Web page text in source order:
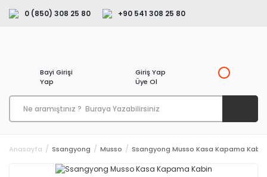
0 (850) 308 25 80 +90 541 308 25 80
Bayi Girişi
Yap
Giriş Yap
Üye Ol
Anasayfa Ssangyong Musso Ssangyong Musso Kasa Kapama Kabin